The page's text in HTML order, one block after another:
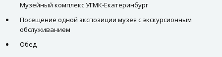
Музейный комплекс УГМК-Екатеринбург
Посещение одной экспозиции музея с экскурсионным
обслуживанием
Обед